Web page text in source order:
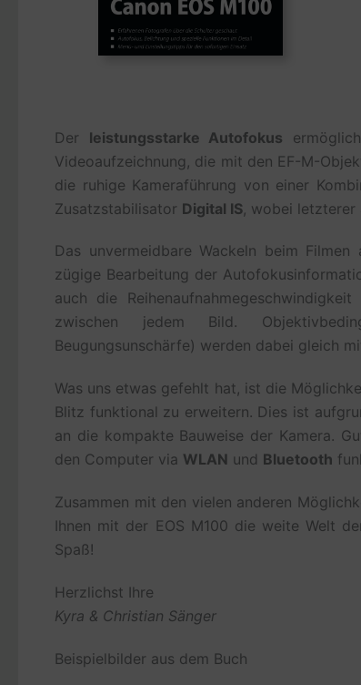
Der leistungsstarke Autofokus
Videoaufzeichnung, die mit den EF-M-
die ruhige Kameraführung von einer
Zusatzstabilisator Digital IS , wobei
Das unvermeidbare Wackeln beim
zügige Bearbeitung der
auch die Reihenaufnahmegeschwindigkeit
zwischen jedem Bild.
Beugungsunschärfe) werden dabei gleich
Was uns etwas gefehlt hat, ist die
Blitz funktional zu erweitern. Dies ist
an die kompakte Bauweise der Kamera.
den Computer via WLAN und Bluetooth
Zusammen mit den vielen anderen
Ihnen mit der EOS M100 die weite Welt
Spaß!
Herzlichst Ihre
Kyra & Christian Sänger
Beispielbilder aus dem Buch